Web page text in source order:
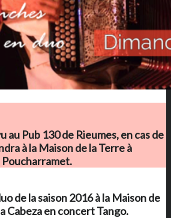
au Pub 130 de Rieumes, en cas de
àla Maison de la Terreà
Poucharramet.
de la saison 2016 àla Maison de
Cabeza en concert Tango.